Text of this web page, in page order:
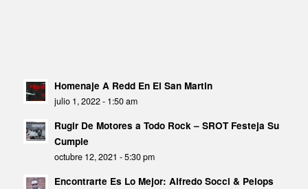
Homenaje A Redd En El San Martin
julio 1, 2022 - 1:50 am
Rugir De Motores a Todo Rock – SROT Festeja Su
Cumple
octubre 12, 2021 - 5:30 pm
Encontrarte Es Lo Mejor: Alfredo Socci & Pelops